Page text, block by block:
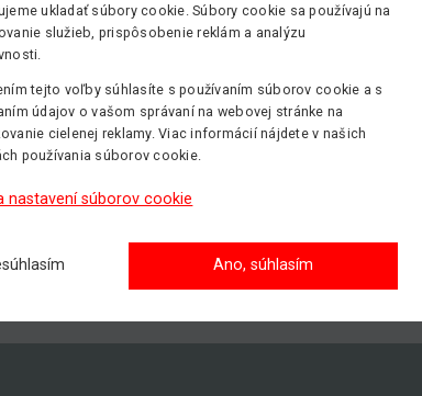
Min. nosnosť
159 kg
Pohon
Bez
ukladať súbory cookie. Súbory cookie sa používajú na
služieb, prispôsobenie reklám a analýzu
tejto voľby súhlasíte s používaním súborov cookie a s
údajov o vašom správaní na webovej stránke na
cielenej reklamy. Viac informácií nájdete v našich
používania súborov cookie.
nastavení súborov cookie
Ano, súhlasím